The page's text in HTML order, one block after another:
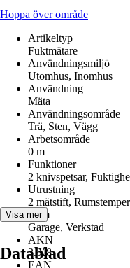
Hoppa över område
Artikeltyp
Fuktmätare
Användningsmiljö
Utomhus, Inomhus
Användning
Mäta
Användningsområde
Trä, Sten, Vägg
Arbetsområde
0 m
Funktioner
2 knivspetsar,
Utrustning
2 mätstift,
Rum
Garage, Verkstad
AKN
3JX8
EAN
Visa mer
Datablad